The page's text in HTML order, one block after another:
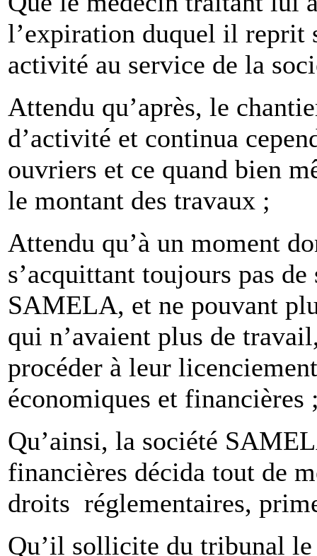
l’expiration duquel il reprit
activité au service de la
Attendu qu’après, le
d’activité et continua
ouvriers et ce quand bien
le montant des travaux ;
Attendu qu’à un moment
s’acquittant toujours pas
SAMELA, et ne pouvant
qui n’avaient plus de
procéder à leur
économiques et financières
Qu’ainsi, la société
financières décida tout de
droits réglementaires,
Qu’il sollicite du tribunal le